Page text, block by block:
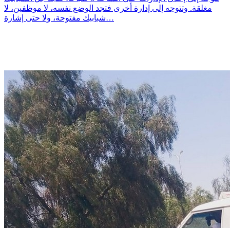
مغلقة. وتتوجه إلى إدارة أخرى فتجد الوضع نفسه، لا موظفين، لا
شبابيك مفتوحة، ولا حتى إشارة…